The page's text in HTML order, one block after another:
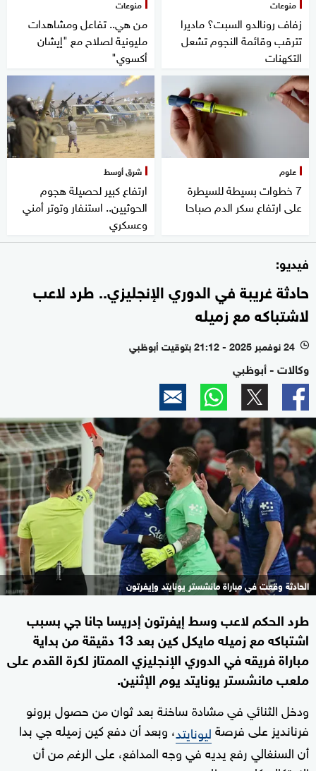
منوعات
زفاف رونالدو السبت؟ ماديرا
تترقب وقائمة النجوم تشعل
التكهنات
منوعات
من هي.. تفاعل ومشاهدات
مليونية لصلاح مع "إيشان
أكسوي"
علوم
7 خطوات بسيطة للسيطرة
على ارتفاع سكر الدم صباحا
شرق أوسط
ارتفاع كبير لحصيلة هجوم
الحوثيين.. استنفار وتوتر أمني
وعسكري
فيديو:
حادثة غريبة في الدوري الإنجليزي.. طرد لاعب
لاشتباكه مع زميله
l 24 نوفمبر 2025 - 21:12 بتوقيت أبوظبي
وكالات - أبوظبي
الحادثة وقعت في مباراة مانشستر يونايتد وإيفرتون
طرد الحكم لاعب وسط إيفرتون إدريسا جانا جي بسبب
اشتباكه مع زميله مايكل كين بعد 13 دقيقة من بداية
مباراة فريقه في الدوري الإنجليزي الممتاز لكرة القدم على
ملعب مانشستر يونايتد يوم الإثنين.
ودخل الثنائي في مشادة ساخنة بعد ثوان من حصول برونو
فرنانديز على فرصةليونايتد، وبعد أن دفع كين زميله جي بدا
أن السنغالي رفع يديه في وجه المدافع، على الرغم من أن